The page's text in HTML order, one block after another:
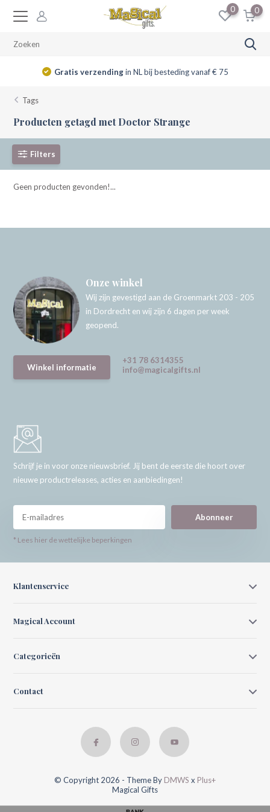
0 0
Gratis verzendingin NL bij besteding vanaf € 75
Tags
Producten getagd met Doctor Strange
Filters
Geen producten gevonden!...
Onze winkel
Wij zijn gevestigd aan de Groenmarkt 203 - 205
in Dordrecht en wij zijn 6 dagen per week
geopend.
Winkel informatie
+31 78 6314355
info@magicalgifts.nl
Schrijf je in voor onze nieuwsbrief. Jij bent de eerste die hoort over
nieuwe productreleases, acties en aanbiedingen!
Abonneer
* Lees hier de wettelijke beperkingen
Klantenservice
Magical Account
Categorieën
Contact
© Copyright 2026 - Theme By DMWS x Plus+
Magical Gifts